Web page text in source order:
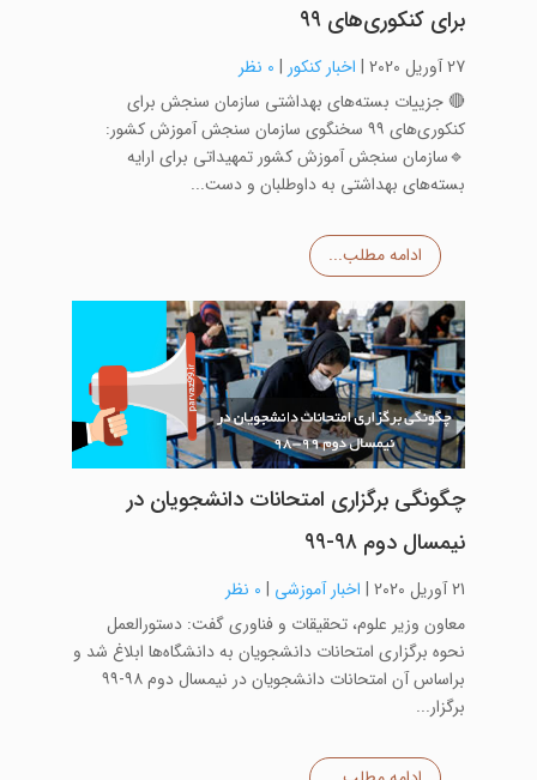
برای کنکوری‌های ۹۹
27 آوریل 2020 | اخبار کنکور | 0 نظر
🔴 جزییات بسته‌های بهداشتی سازمان سنجش برای
کنکوری‌های ۹۹ سخنگوی سازمان سنجش آموزش کشور:
🔹سازمان سنجش آموزش کشور تمهیداتی برای ارایه
بسته‌های بهداشتی به داوطلبان و دست...
ادامه مطلب...
چگونگی برگزاری امتحانات دانشجویان در
نیمسال دوم ۹۸-۹۹
21 آوریل 2020 | اخبار آموزشی | 0 نظر
معاون وزیر علوم، تحقیقات و فناوری گفت: دستورالعمل
نحوه برگزاری امتحانات دانشجویان به دانشگاه‌ها ابلاغ شد و
براساس آن امتحانات دانشجویان در نیمسال دوم ۹۸-۹۹
برگزار...